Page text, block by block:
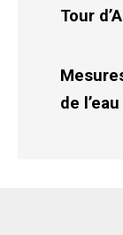
Tour
de l’eau